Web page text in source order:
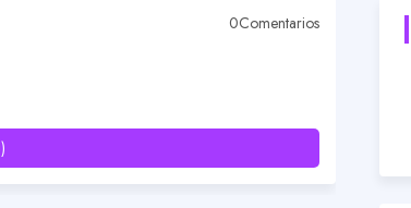
0Comentarios